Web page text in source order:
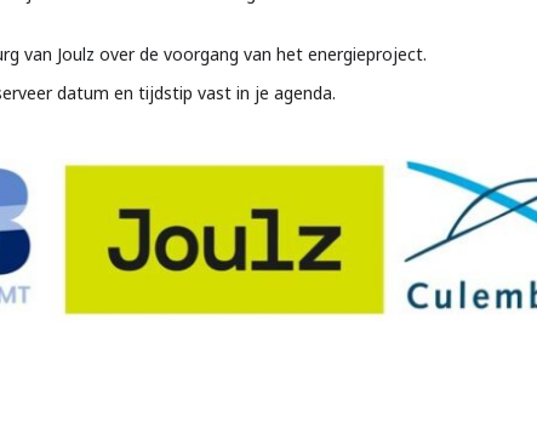
van Joulz over de voorgang van het energieproject.
datum en tijdstip vast in je agenda.